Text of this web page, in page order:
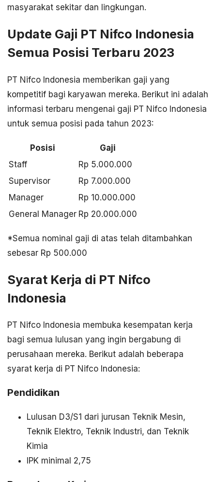
masyarakat sekitar dan lingkungan.
Update Gaji PT Nifco Indonesia
Semua Posisi Terbaru 2023
PT Nifco Indonesia memberikan gaji yang
kompetitif bagi karyawan mereka. Berikut ini adalah
informasi terbaru mengenai gaji PT Nifco Indonesia
untuk semua posisi pada tahun 2023:
Posisi
Gaji
Staff
Rp 5.000.000
Supervisor
Rp 7.000.000
Manager
Rp 10.000.000
General Manager Rp 20.000.000
*Semua nominal gaji di atas telah ditambahkan
sebesar Rp 500.000
Syarat Kerja di PT Nifco
Indonesia
PT Nifco Indonesia membuka kesempatan kerja
bagi semua lulusan yang ingin bergabung di
perusahaan mereka. Berikut adalah beberapa
syarat kerja di PT Nifco Indonesia:
Pendidikan
Lulusan D3/S1 dari jurusan Teknik Mesin,
Teknik Elektro, Teknik Industri, dan Teknik
Kimia
IPK minimal 2,75